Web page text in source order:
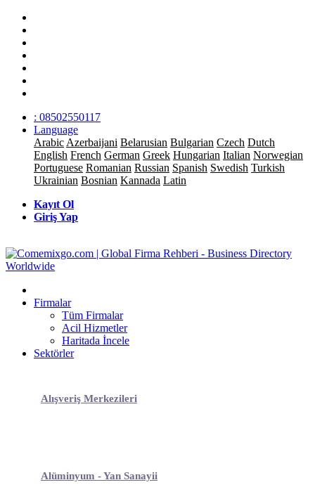
: 08502550117
Language
Arabic Azerbaijani Belarusian Bulgarian Czech Dutch
English French German Greek Hungarian Italian Norwegian
Portuguese Romanian Russian Spanish Swedish Turkish
Ukrainian Bosnian Kannada Latin
Kayıt Ol
Giriş Yap
Firmalar
Tüm Firmalar
Acil Hizmetler
Haritada İncele
Sektörler
Alışveriş Merkezileri
Alüminyum - Yan Sanayii